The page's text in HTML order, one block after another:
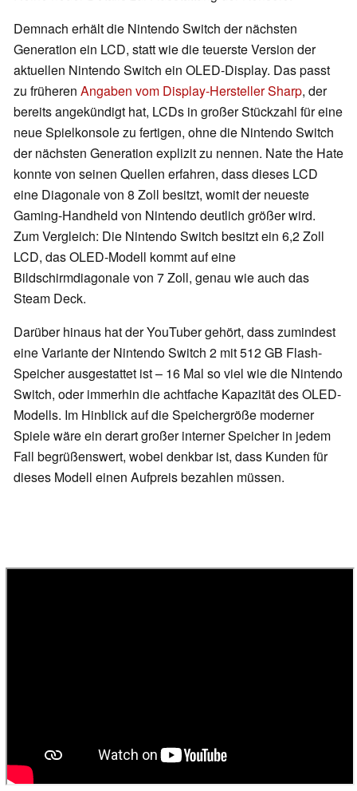
Demnach erhält die Nintendo Switch der nächsten
Generation ein LCD, statt wie die teuerste Version der
aktuellen Nintendo Switch ein OLED-Display. Das passt
zu früheren Angaben vom Display-Hersteller Sharp, der
bereits angekündigt hat, LCDs in großer Stückzahl für eine
neue Spielkonsole zu fertigen, ohne die Nintendo Switch
der nächsten Generation explizit zu nennen. Nate the Hate
konnte von seinen Quellen erfahren, dass dieses LCD
eine Diagonale von 8 Zoll besitzt, womit der neueste
Gaming-Handheld von Nintendo deutlich größer wird.
Zum Vergleich: Die Nintendo Switch besitzt ein 6,2 Zoll
LCD, das OLED-Modell kommt auf eine
Bildschirmdiagonale von 7 Zoll, genau wie auch das
Steam Deck.
Darüber hinaus hat der YouTuber gehört, dass zumindest
eine Variante der Nintendo Switch 2 mit 512 GB Flash-
Speicher ausgestattet ist – 16 Mal so viel wie die Nintendo
Switch, oder immerhin die achtfache Kapazität des OLED-
Modells. Im Hinblick auf die Speichergröße moderner
Spiele wäre ein derart großer interner Speicher in jedem
Fall begrüßenswert, wobei denkbar ist, dass Kunden für
dieses Modell einen Aufpreis bezahlen müssen.